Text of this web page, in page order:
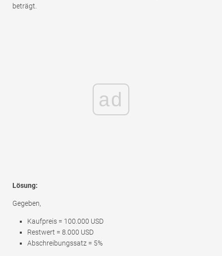
beträgt.
ad
Lösung:
Gegeben,
Kaufpreis = 100.000 USD
Restwert = 8.000 USD
Abschreibungssatz = 5%